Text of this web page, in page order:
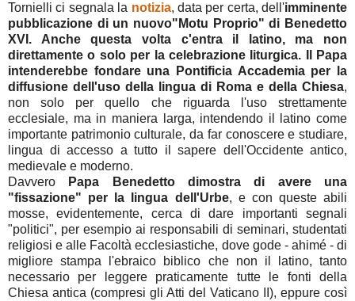
Tornielli ci segnala la notizia, data per certa, dell'imminente
pubblicazione di un nuovo"Motu Proprio" di Benedetto
XVI. Anche questa volta c'entra il latino, ma non
direttamente o solo per la celebrazione liturgica. Il Papa
intenderebbe fondare una Pontificia Accademia per la
diffusione dell'uso della lingua di Roma e della Chiesa,
non solo per quello che riguarda l'uso strettamente
ecclesiale, ma in maniera larga, intendendo il latino come
importante patrimonio culturale, da far conoscere e studiare,
lingua di accesso a tutto il sapere dell'Occidente antico,
medievale e moderno.
Davvero
Papa Benedetto dimostra di avere una
"fissazione" per la lingua dell'Urbe, e con queste abili
mosse, evidentemente, cerca di dare importanti segnali
"politici", per esempio ai responsabili di seminari, studentati
religiosi e alle Facoltà ecclesiastiche, dove gode - ahimé - di
migliore stampa l'ebraico biblico che non il latino, tanto
necessario per leggere praticamente tutte le fonti della
Chiesa antica (compresi gli Atti del Vaticano II), eppure così